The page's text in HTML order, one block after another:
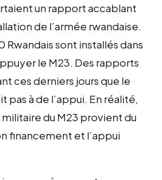
un rapport accablant
de l’armée rwandaise.
sont installés dans
le M23. Des rapports
ces derniers jours que le
pas à de l’appui. En réalité,
du M23 provient du
financement et l’appui